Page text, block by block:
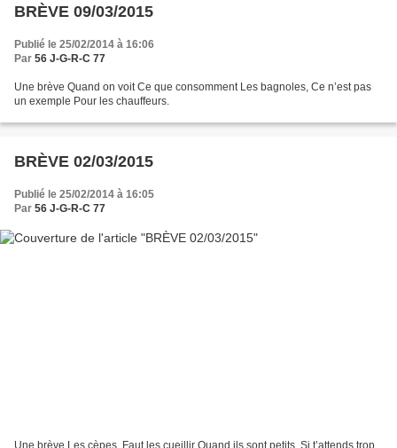
BRÈVE 09/03/2015
Publié le 25/02/2014 à 16:06
Par 56 J-G-R-C 77
Une brève Quand on voit Ce que consomment Les bagnoles, Ce n’est pas
un exemple Pour les chauffeurs.
BRÈVE 02/03/2015
Publié le 25/02/2014 à 16:05
Par 56 J-G-R-C 77
Une brève Les cèpes, Faut les cueillir Quand ils sont petits. Si t’attends trop,